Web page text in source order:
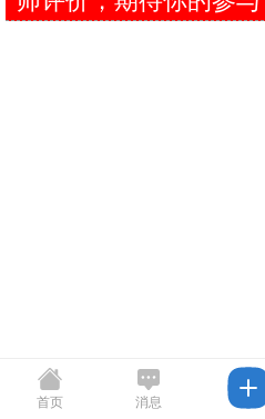
首页 消息